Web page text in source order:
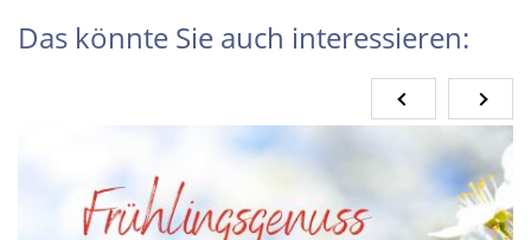
Das könnte Sie auch interessieren: